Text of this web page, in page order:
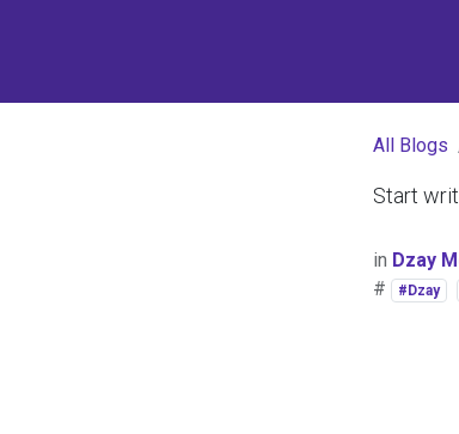
All Blogs
Start
in Dzay
#
#Dzay